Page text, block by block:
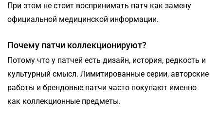
При этом не стоит воспринимать патч как замену
официальной медицинской информации.
Почему патчи коллекционируют?
Потому что у патчей есть дизайн, история, редкость и
культурный смысл. Лимитированные серии, авторские
работы и брендовые патчи часто покупают именно
как коллекционные предметы.